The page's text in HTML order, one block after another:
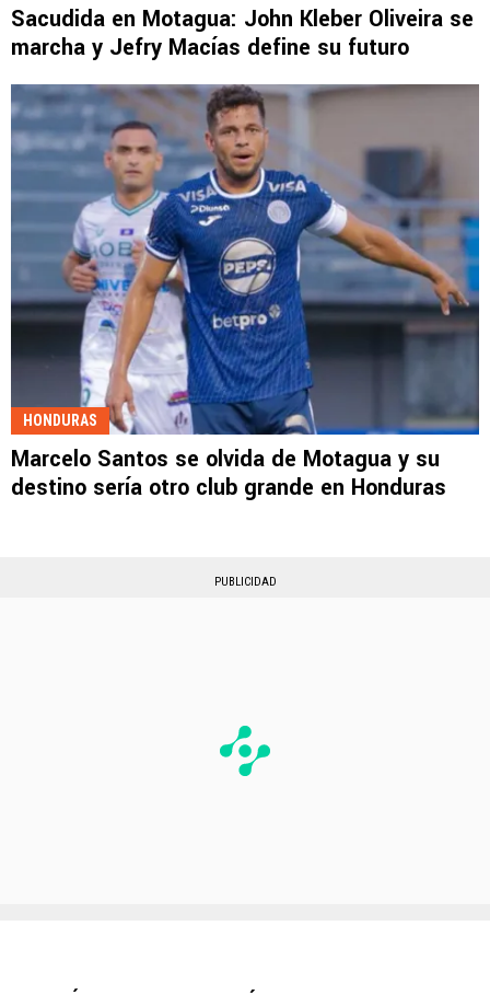
Sacudida en Motagua: John Kleber Oliveira se
marcha y Jefry Macías define su futuro
HONDURAS
Marcelo Santos se olvida de Motagua y su
destino sería otro club grande en Honduras
PUBLICIDAD